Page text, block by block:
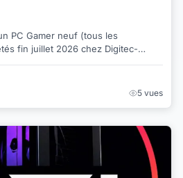
fin juillet 2026 chez Digitec-
5 vues